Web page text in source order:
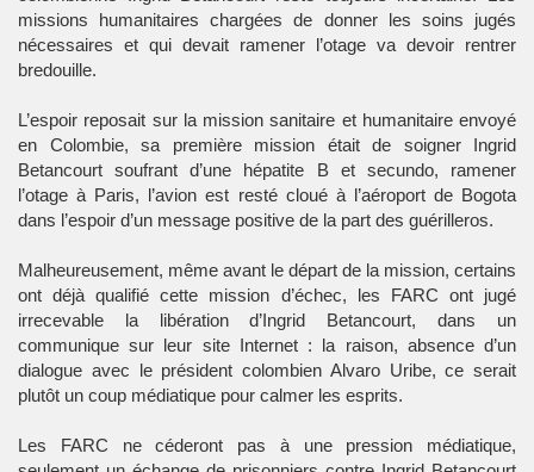
missions humanitaires chargées de donner les soins jugés
nécessaires et qui devait ramener l’otage va devoir rentrer
bredouille.
L’espoir reposait sur la mission sanitaire et humanitaire envoyé
en Colombie, sa première mission était de soigner Ingrid
Betancourt soufrant d’une hépatite B et secundo, ramener
l’otage à Paris, l’avion est resté cloué à l’aéroport de Bogota
dans l’espoir d’un message positive de la part des guérilleros.
Malheureusement, même avant le départ de la mission, certains
ont déjà qualifié cette mission d’échec, les FARC ont jugé
irrecevable la libération d’Ingrid Betancourt, dans un
communique sur leur site Internet : la raison, absence d’un
dialogue avec le président colombien Alvaro Uribe, ce serait
plutôt un coup médiatique pour calmer les esprits.
Les FARC ne céderont pas à une pression médiatique,